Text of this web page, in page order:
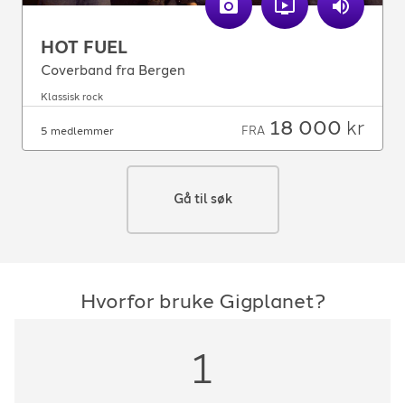
HOT FUEL
Coverband fra Bergen
Klassisk rock
5 medlemmer FRA 18 000 kr
Gå til søk
Hvorfor bruke Gigplanet?
1